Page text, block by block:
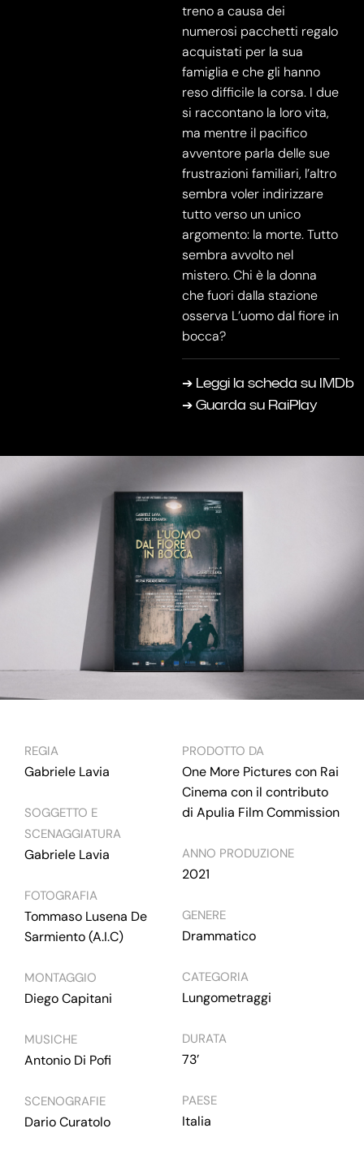
treno a causa dei
numerosi pacchetti regalo
acquistati per la sua
famiglia e che gli hanno
reso difficile la corsa. I due
si raccontano la loro vita,
ma mentre il pacifico
avventore parla delle sue
frustrazioni familiari, l’altro
sembra voler indirizzare
tutto verso un unico
argomento: la morte. Tutto
sembra avvolto nel
mistero. Chi è la donna
che fuori dalla stazione
osserva L’uomo dal fiore in
bocca?
➔ Leggi la scheda su IMDb
➔ Guarda su RaiPlay
REGIA
Gabriele Lavia
SOGGETTO E
SCENAGGIATURA
Gabriele Lavia
FOTOGRAFIA
Tommaso Lusena De
Sarmiento (A.I.C)
MONTAGGIO
Diego Capitani
MUSICHE
Antonio Di Pofi
SCENOGRAFIE
Dario Curatolo
PRODOTTO DA
One More Pictures con Rai
Cinema con il contributo
di Apulia Film Commission
ANNO PRODUZIONE
2021
GENERE
Drammatico
CATEGORIA
Lungometraggi
DURATA
73’
PAESE
Italia